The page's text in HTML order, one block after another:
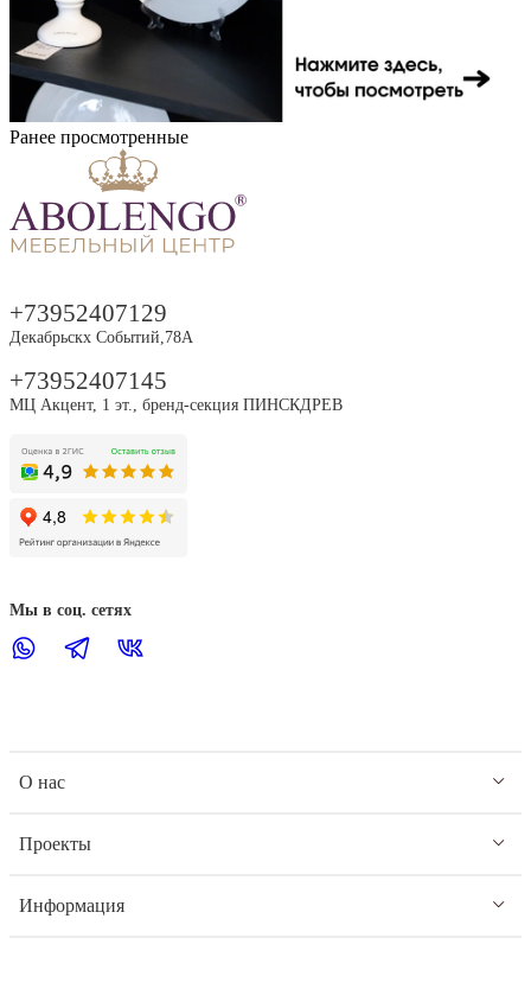
Ранее просмотренные
О нас
Проекты
Информация
+73952407129
Декабрьскх Событий,78А
+73952407145
МЦ Акцент, 1 эт., бренд-секция ПИНСКДРЕВ
Мы в соц. сетях